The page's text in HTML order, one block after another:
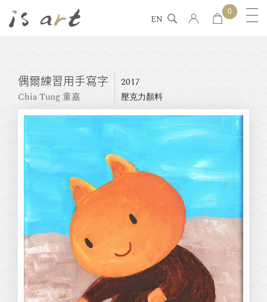
EN
0
偶爾練習用手寫字
Chia Tung 童嘉
2017
壓克力顏料